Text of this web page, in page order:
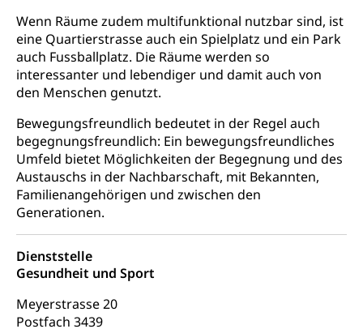
Wenn Räume zudem multifunktional nutzbar sind, ist
eine Quartierstrasse auch ein Spielplatz und ein Park
auch Fussballplatz. Die Räume werden so
interessanter und lebendiger und damit auch von
den Menschen genutzt.
Bewegungsfreundlich bedeutet in der Regel auch
begegnungsfreundlich: Ein bewegungsfreundliches
Umfeld bietet Möglichkeiten der Begegnung und des
Austauschs in der Nachbarschaft, mit Bekannten,
Familienangehörigen und zwischen den
Generationen.
Dienststelle
Gesundheit und Sport
Meyerstrasse 20
Postfach 3439
Soziale Sicherheit
Altersrente, Invalidenrente, Witwenrente,
Sozialversicherung, Vorsorgeeinrichtung,
Pensionskasse, erste Säule, zweite Säule, dritte
Säule, Hilflosenentschädigung,
Ergänzungsleistungen, Altersvorsorge,
Hilfslosenentschädigung (WAS Luzern)
AHV-Hinterlassenenrente (WAS Luzern)
AHV-Beiträge (WAS Luzern)
Ergänzungsleistungen (EL) (WAS Luzern)
AHV-Altersrente (WAS Luzern)
IV-Leistungen (WAS Luzern)
Behinderung
Körperbehinderung, körperliche Behinderung,
geistige Behinderung, psychische Behinderung,
Erwerbsunfähigkeit, Behinderte
Inklusion im Sport
Menschen mit Behinderungen
Kultur und Medien
Archive und Bibliotheken